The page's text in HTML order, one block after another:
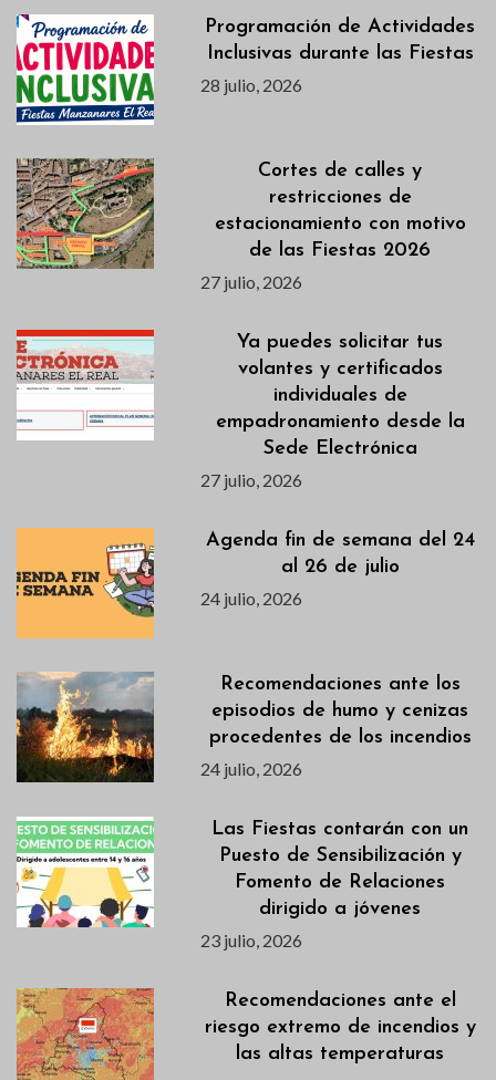
Programación de Actividades
Inclusivas durante las Fiestas
28 julio, 2026
Cortes de calles y
restricciones de
estacionamiento con motivo
de las Fiestas 2026
27 julio, 2026
Ya puedes solicitar tus
volantes y certificados
individuales de
empadronamiento desde la
Sede Electrónica
27 julio, 2026
Agenda fin de semana del 24
al 26 de julio
24 julio, 2026
Recomendaciones ante los
episodios de humo y cenizas
procedentes de los incendios
24 julio, 2026
Las Fiestas contarán con un
Puesto de Sensibilización y
Fomento de Relaciones
dirigido a jóvenes
23 julio, 2026
Recomendaciones ante el
riesgo extremo de incendios y
las altas temperaturas